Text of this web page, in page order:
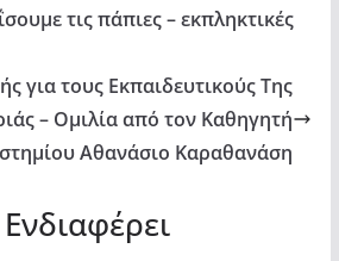
τις πάπιες – εκπληκτικές
για τους Εκπαιδευτικούς Της
– Ομιλία από τον Καθηγητή
Αθανάσιο Καραθανάση